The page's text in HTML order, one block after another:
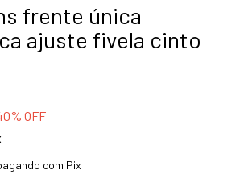
frente única
ajuste fivela cinto
% OFF
com Pix